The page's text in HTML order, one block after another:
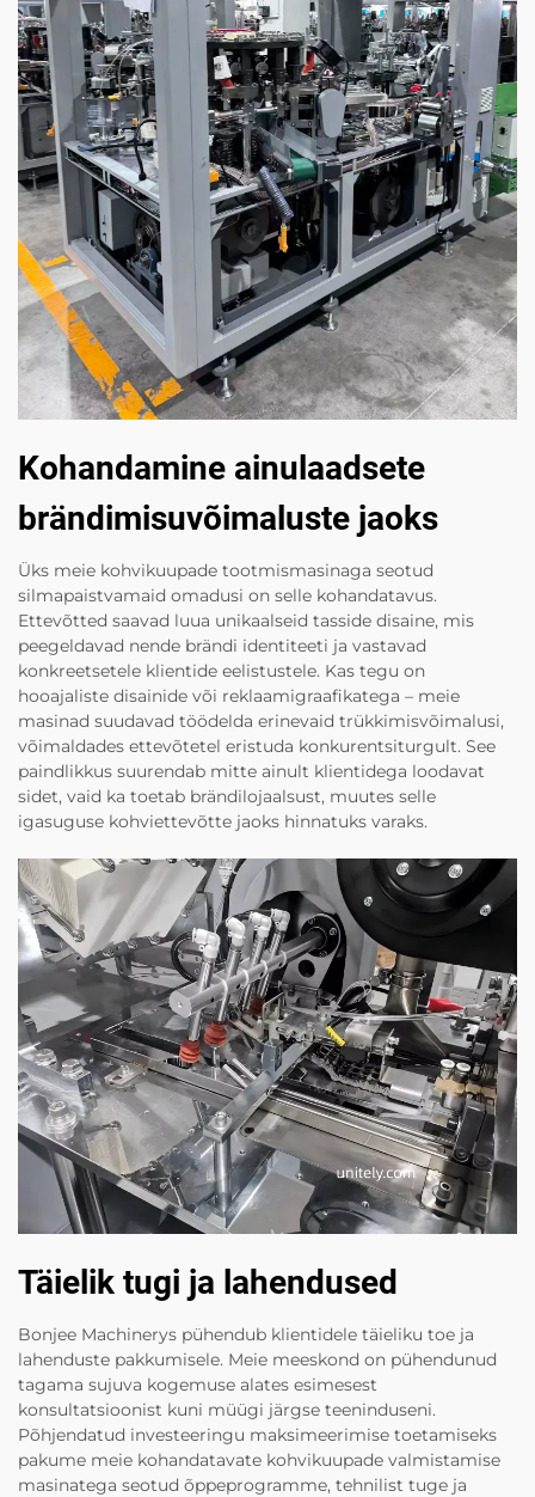
Kohandamine ainulaadsete
brändimisuvõimaluste jaoks
Üks meie kohvikuupade tootmismasinaga seotud
silmapaistvamaid omadusi on selle kohandatavus.
Ettevõtted saavad luua unikaalseid tasside disaine, mis
peegeldavad nende brändi identiteeti ja vastavad
konkreetsetele klientide eelistustele. Kas tegu on
hooajaliste disainide või reklaamigraafikatega – meie
masinad suudavad töödelda erinevaid trükkimisvõimalusi,
võimaldades ettevõtetel eristuda konkurentsiturgult. See
paindlikkus suurendab mitte ainult klientidega loodavat
sidet, vaid ka toetab brändilojaalsust, muutes selle
igasuguse kohviettevõtte jaoks hinnatuks varaks.
Täielik tugi ja lahendused
Bonjee Machinerys pühendub klientidele täieliku toe ja
lahenduste pakkumisele. Meie meeskond on pühendunud
tagama sujuva kogemuse alates esimesest
konsultatsioonist kuni müügi järgse teeninduseni.
Põhjendatud investeeringu maksimeerimise toetamiseks
pakume meie kohandatavate kohvikuupade valmistamise
masinatega seotud õppeprogramme, tehnilist tuge ja